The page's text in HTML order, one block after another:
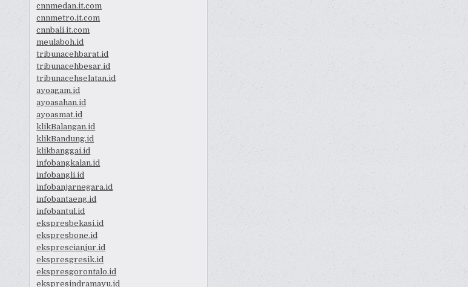
cnnmedan.it.com
cnnmetro.it.com
cnnbali.it.com
meulaboh.id
tribunacehbarat.id
tribunacehbesar.id
tribunacehselatan.id
ayoagam.id
ayoasahan.id
ayoasmat.id
klikBalangan.id
klikBandung.id
klikbanggai.id
infobangkalan.id
infobangli.id
infobanjarnegara.id
infobantaeng.id
infobantul.id
ekspresbekasi.id
ekspresbone.id
eksprescianjur.id
ekspresgresik.id
ekspresgorontalo.id
ekspresindramayu.id